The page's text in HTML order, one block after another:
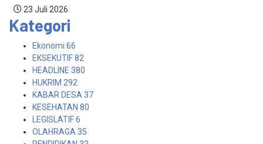
23 Juli 2026
Kategori
Ekonomi 66
EKSEKUTIF82
HEADLINE 380
HUKRIM 292
KABAR DESA 37
KESEHATAN 80
LEGISLATIF6
OLAHRAGA 35